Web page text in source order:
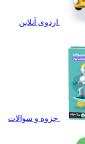
اردوی آنلاین
جزوه و سوالات